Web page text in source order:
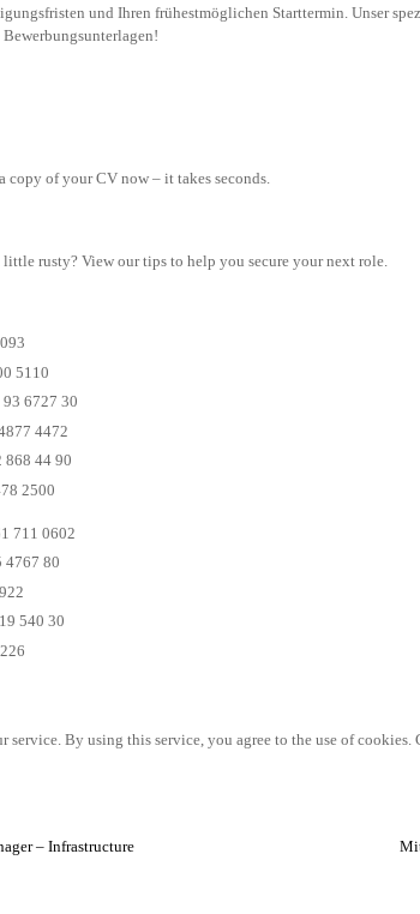
und Ihren frühestmöglichen Starttermin. Unser
copy of your CV now – it takes seconds.
rusty? View our tips to help you secure your next role.
5110
6727 30
4472
868 44 90
2500
711 0602
4767 80
540 30
service. By using this service, you agree to the use of cookies.
– Infrastructure